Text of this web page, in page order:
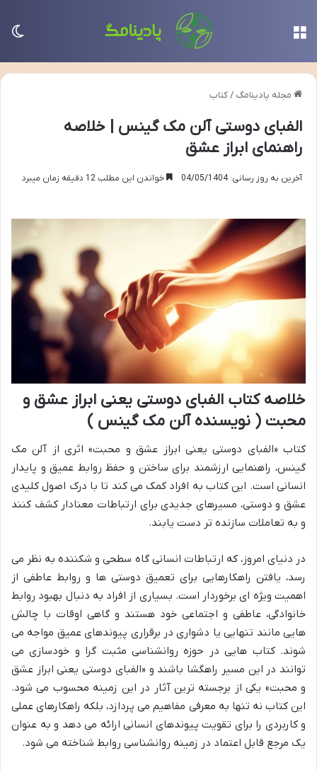
مجله پادینامگ /کتاب
الفبای دوستی آلن مک گینس | خلاصه
راهنمای ابراز عشق
آخرین به روز رسانی: 04/05/1404 خواندن این مطلب 12 دقیقه زمان میبرد
خلاصه کتاب الفبای دوستی یعنی ابراز عشق و
محبت ( نویسنده آلن مک گینس )
کتاب «الفبای دوستی یعنی ابراز عشق و محبت» اثری از آلن مک
گینس، راهنمایی ارزشمند برای ساختن و حفظ روابط عمیق و پایدار
انسانی است. این کتاب به افراد کمک می کند تا با درک اصول کلیدی
عشق و دوستی، مسیرهای جدیدی برای ارتباطات معنادار کشف کنند
و به تعاملات سازنده تر دست یابند.
در دنیای امروز، که ارتباطات انسانی گاه سطحی و شکننده به نظر می
رسد، یافتن راهکارهایی برای تعمیق دوستی ها و روابط عاطفی از
اهمیت ویژه ای برخوردار است. بسیاری از افراد به دنبال بهبود روابط
خانوادگی، عاطفی و اجتماعی خود هستند و گاهی اوقات با چالش
هایی مانند تنهایی یا دشواری در برقراری پیوندهای عمیق مواجه می
شوند. کتاب هایی در حوزه روانشناسی مثبت گرا و خودسازی می
توانند در این مسیر راهگشا باشند و «الفبای دوستی یعنی ابراز عشق
و محبت» یکی از برجسته ترین آثار در این زمینه محسوب می شود.
این کتاب نه تنها به معرفی مفاهیم می پردازد، بلکه راهکارهای عملی
و کاربردی را برای تقویت پیوندهای انسانی ارائه می دهد و به عنوان
یک مرجع قابل اعتماد در زمینه روانشناسی روابط شناخته می شود.